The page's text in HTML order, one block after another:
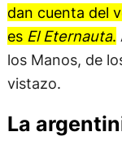
dan cuenta del
es El Eternauta.
los Manos, de
vistazo.
La